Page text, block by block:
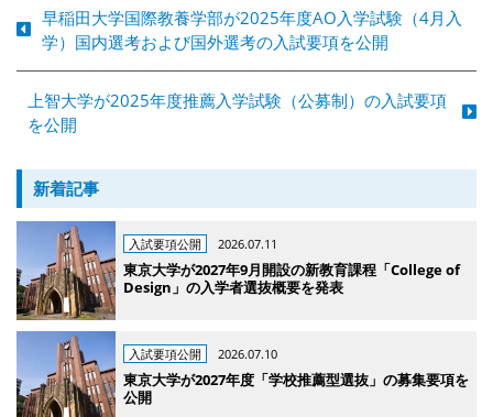
早稲田大学国際教養学部が2025年度AO入学試験（4月入
学）国内選考および国外選考の入試要項を公開
上智大学が2025年度推薦入学試験（公募制）の入試要項
を公開
新着記事
入試要項公開 2026.07.11
東京大学が2027年9月開設の新教育課程「College of
Design」の入学者選抜概要を発表
入試要項公開 2026.07.10
東京大学が2027年度「学校推薦型選抜」の募集要項を
公開